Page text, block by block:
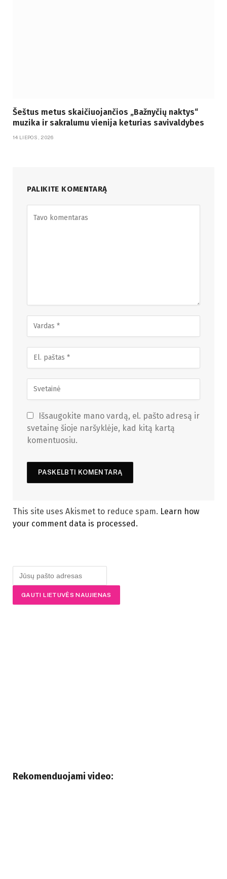
Šeštus metus skaičiuojančios „Bažnyčių naktys“
muzika ir sakralumu vienija keturias savivaldybes
14 LIEPOS, 2026
PALIKITE KOMENTARĄ
Išsaugokite mano vardą, el. pašto adresą ir
svetainę šioje naršyklėje, kad kitą kartą
komentuosiu.
This site uses Akismet to reduce spam. Learn how
your comment data is processed.
Rekomenduojami video: